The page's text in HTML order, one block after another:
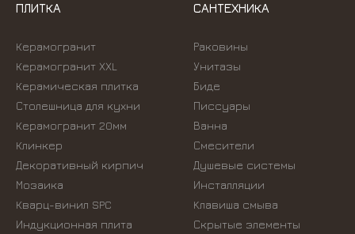
ПЛИТКА
Керамогранит
Керамогранит XXL
Керамическая плитка
Столешница для кухни
Керамогранит 20мм
Клинкер
Декоративный кирпич
Мозаика
Кварц-винил SPC
Индукционная плита
САНТЕХНИКА
Раковины
Унитазы
Биде
Писсуары
Ванна
Смесители
Душевые системы
Инсталляции
Kлавиша смыва
Скрытые элементы